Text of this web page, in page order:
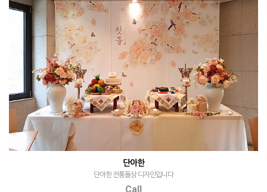
단아한
단아한 전통돌상 디자인입니다
Call